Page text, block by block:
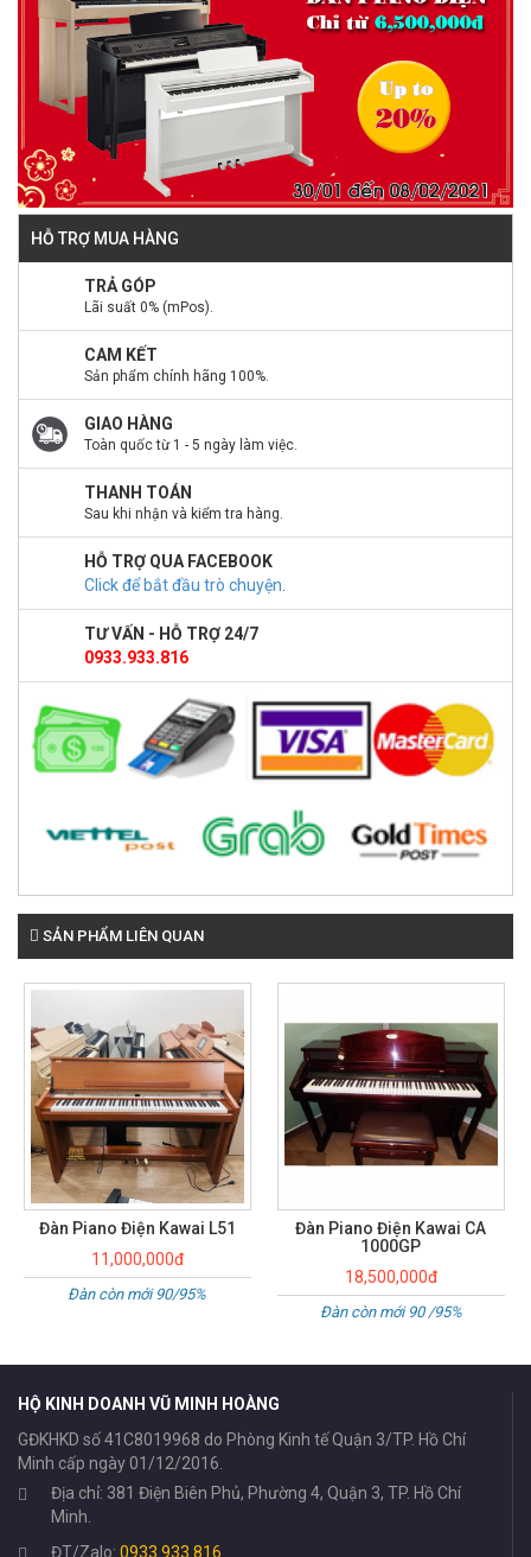
HỖ TRỢ MUA HÀNG
TRẢ GÓP
Lãi suất 0% (mPos).
CAM KẾT
Sản phẩm chính hãng 100%.
GIAO HÀNG
Toàn quốc từ 1 - 5 ngày làm việc.
THANH TOÁN
Sau khi nhận và kiểm tra hàng.
HỖ TRỢ QUA FACEBOOK
Click để bắt đầu trò chuyện.
TƯ VẤN - HỖ TRỢ 24/7
0933.933.816
SẢN PHẨM LIÊN QUAN
Đàn Piano Điện Kawai L51
11,000,000đ
Đàn còn mới 90/95%
Đàn Piano Điện Kawai CA
1000GP
18,500,000đ
Đàn còn mới 90 /95%
HỘ KINH DOANH VŨ MINH HOÀNG
GĐKHKD số 41C8019968 do Phòng Kinh tế Quận 3/TP. Hồ Chí
Minh cấp ngày 01/12/2016.
Địa chỉ: 381 Điện Biên Phủ, Phường 4, Quận 3, TP. Hồ Chí
Minh.
ĐT/Zalo: 0933.933.816